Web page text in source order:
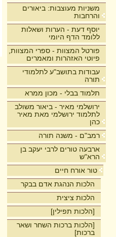
משניות מעוצבות: ביאורים
והרחבות
יוסף דעת - הערות ושאלות
ללומד הדף היומי
פורטל המצוות - ספרי המצוות,
פיוטי האזהרות ומאמרים
עבודות בתושב"ע לתלמודי
תורה
תלמוד בבלי - מכון ממרא
ירושלמי מאיר - ביאור משולב
לתלמוד ירושלמי מאת מאיר
כהן
רמב"ם - משנה תורה
ארבעה טורים לרבי יעקב בן
הרא"ש
טור אורח חיים
הלכות הנהגת אדם בבקר
הלכות ציצית
[הלכות תפילין]
[הלכות ברכות השחר ושאר
ברכות]